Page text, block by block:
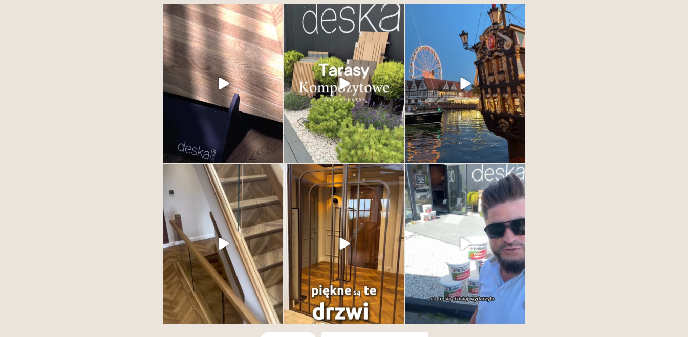
Nie tworzymy tylko wnętrz. Tworzymy
przestrzenie, do których chce się
wracać.
Każdy projekt to połączenie jakości,
estetyki i dbałości o najmniejsze detale.
Wierzymy, że to właśnie one robią
największą różnicę.
Jeśli szukasz inspiracji lub rozwiązań
premium do swojego domu lub...
3 0
Przed naszym showroomem Deska
Design w Gdyni każdy detal opowiada
historię. Otocz się piękną zielenią i
wyjątkowymi dekorami. Zapraszamy po
inspirację, klasykę i nowoczesność w
jednym miejscu. Deska kompozytowa od
Deska Design – trwałość i styl w jednym.
Odkryj nowoczesne rozwiązania na
tarasy,...
35 2
Najpiękniejsze miasto w Polsce to?
0
Podłoga winylowa może wyglądać
szlachetnie. Zależy to od jakości samego
produktu ale przede wszystkim od
ułożonego wzoru.
77 6
Drzwi nie muszą jedynie oddzielać
przestrzeni. Mogą ją definiować. To jeden
z najważniejszych elementów wnętrza –
subtelny, ale decydujący o jego
charakterze. Eleganckie, nowoczesne,
ponadczasowe. Odkryj kolekcje drzwi w
Deska Design i przekonaj się, jak jeden
detal potrafi odmienić całe wnętrze.
1 0
Dzień otwarty w DESKA DESIGN
SHOWROOM Gdynia.
Łączymy siły z naszym dostawcą farb
żeby zaprezentować Wam cala@game
produktów i możliwości. #interiordesign
25 1